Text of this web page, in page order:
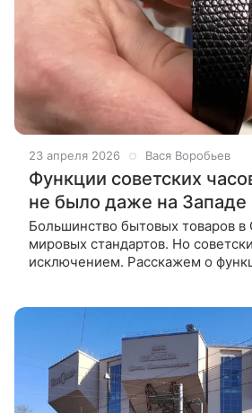
23 апреля 2026 Вася Воробьев
Функции советских
не было даже на Западе
Большинство бытовых товаров в
мировых стандартов. Но
исключением. Расскажем о